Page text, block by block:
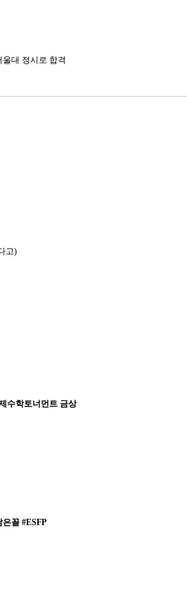
대 정시로 합격
고)
수학토너먼트 금상
꼴 #ESFP